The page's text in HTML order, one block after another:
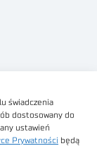
świadczenia
dostosowany do
ustawień
Prywatności będą